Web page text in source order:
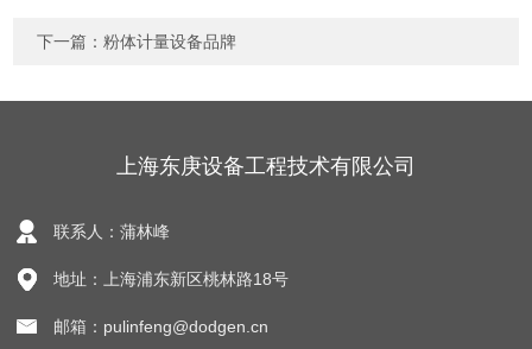
下一篇：粉体计量设备品牌
上海东庚设备工程技术有限公司
联系人：蒲林峰
地址：上海浦东新区桃林路18号
邮箱：pulinfeng@dodgen.cn